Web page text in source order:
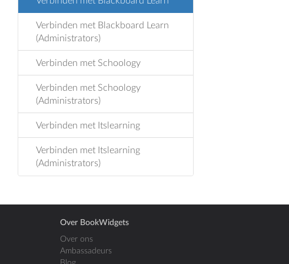
Verbinden met Blackboard Learn
(Administrators)
Verbinden met Schoology
Verbinden met Schoology
(Administrators)
Verbinden met Itslearning
Verbinden met Itslearning
(Administrators)
Over BookWidgets
Over ons
Ambassadeurs